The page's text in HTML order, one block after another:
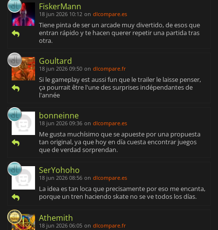
FiskerMann
18 jun 2026 10:12 on dlcompare.es
Tiene pinta de ser un arcade muy divertido, de esos que
entran rápido y te hacen querer repetir una partida tras
otra.
Goultard
18 jun 2026 09:50 on dlcompare.fr
Si le gameplay est aussi fun que le trailer le laisse penser,
ça pourrait être l'une des surprises indépendantes de
l'année
bonneinne
18 jun 2026 09:36 on dlcompare.es
Me gusta muchísimo que se apueste por una propuesta
tan original, ya que hoy en día cuesta encontrar juegos
que de verdad sorprendan.
SerYohoho
18 jun 2026 08:56 on dlcompare.es
La idea es tan loca que precisamente por eso me encanta,
porque un tren haciendo skate no se ve todos los días.
Athemith
18 jun 2026 06:05 on dlcompare.fr